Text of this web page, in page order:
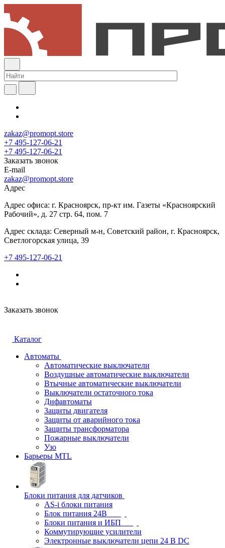
zakaz@promopt.store
+7 495-127-06-21
+7 495-127-06-21
Заказать звонок
E-mail
zakaz@promopt.store
Адрес
Адрес офиса: г. Красноярск, пр-кт им. Газеты «Красноярский
Рабочий», д. 27 стр. 64, пом. 7
Адрес склада: Северный м-н, Советский район, г. Красноярск,
Светлогорская улица, 39
+7 495-127-06-21
Заказать звонок
Каталог
Автоматы
Автоматические выключатели
Воздушные автоматические выключатели
Втычные автоматические выключатели
Выключатели остаточного тока
Дифавтоматы
Защиты двигателя
Защиты от аварийного тока
Защиты трансформатора
Пожарные выключатели
Узо
Барьеры MTL
Блоки питания для датчиков
AS-i блоки питания
Блок питания 24В
Блоки питания и ИБП
Коммутирующие усилители
Электронные выключатели цепи 24 В DC